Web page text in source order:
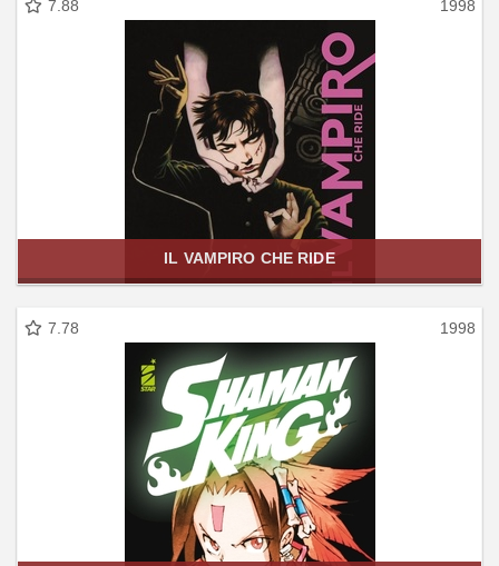
7.88 1998
IL VAMPIRO CHE RIDE
7.78 1998